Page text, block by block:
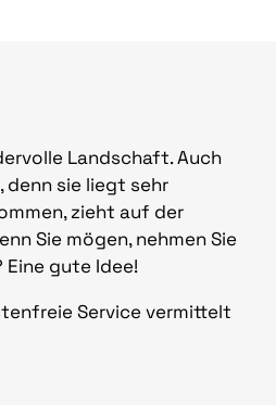
Landschaft. Auch
denn sie liegt sehr
zieht auf der
Sie mögen, nehmen Sie
Eine gute Idee!
Service vermittelt